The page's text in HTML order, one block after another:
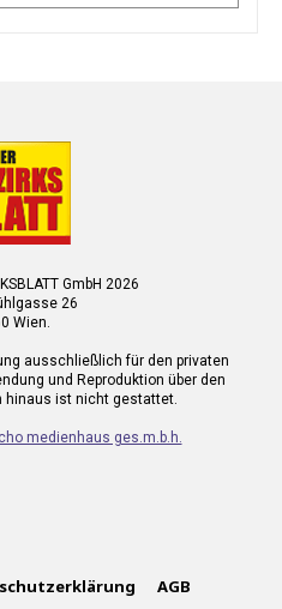
GmbH 2026
26
Wien.
ausschließlich für den privaten
und Reproduktion über den
hinaus ist nicht gestattet.
medienhaus ges.m.b.h.
AGB